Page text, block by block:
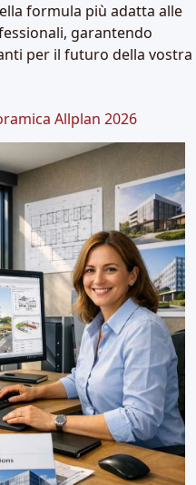
formula più adatta alle
garantendo
per il futuro della vostra
Allplan 2026